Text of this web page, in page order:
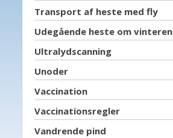
Transport af heste med fly
Udegående heste om vinteren
Ultralydscanning
Unoder
Vaccination
Vaccinationsregler
Vandrende pind